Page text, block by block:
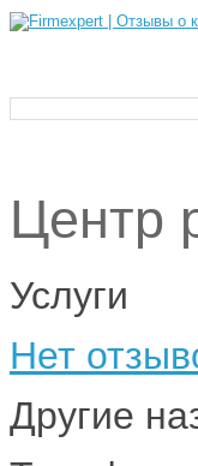
Центр
Услуги
Нет
Другие